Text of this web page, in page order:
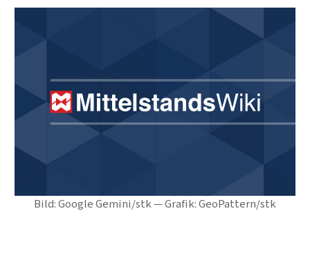
Bild: Google Gemini/stk — Grafik: GeoPattern/stk